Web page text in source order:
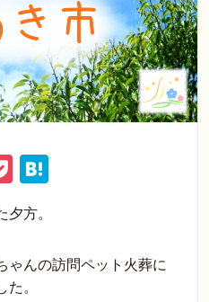
P
o
ck
et n
方。
ゃんの訪問ペット火葬に
。